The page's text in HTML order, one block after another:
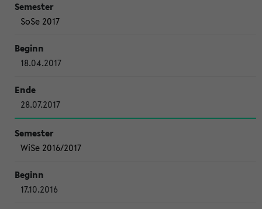
SoSe 2017
18.04.2017
28.07.2017
WiSe 2016/2017
17.10.2016